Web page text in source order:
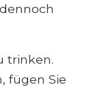
trinken.
fügen Sie